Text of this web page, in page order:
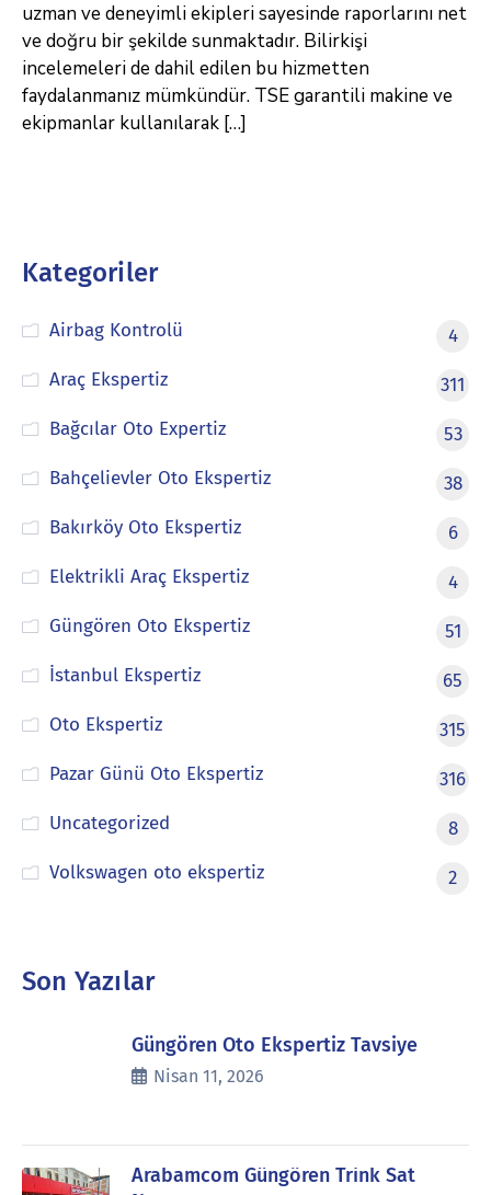
uzman ve deneyimli ekipleri sayesinde raporlarını net
ve doğru bir şekilde sunmaktadır. Bilirkişi
incelemeleri de dahil edilen bu hizmetten
faydalanmanız mümkündür. TSE garantili makine ve
ekipmanlar kullanılarak […]
Kategoriler
Airbag Kontrolü
4
Araç Ekspertiz
311
Bağcılar Oto Expertiz
53
Bahçelievler Oto Ekspertiz
38
Bakırköy Oto Ekspertiz
6
Elektrikli Araç Ekspertiz
4
Güngören Oto Ekspertiz
51
İstanbul Ekspertiz
65
Oto Ekspertiz
315
Pazar Günü Oto Ekspertiz
316
Uncategorized
8
Volkswagen oto ekspertiz
2
Son Yazılar
Güngören Oto Ekspertiz Tavsiye
Nisan 11, 2026
Arabamcom Güngören Trink Sat